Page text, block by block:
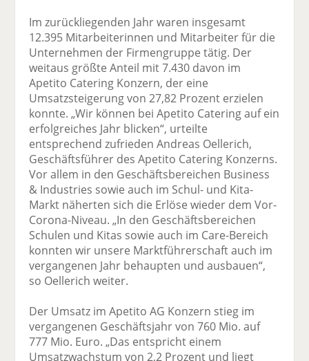
Im zurückliegenden Jahr waren insgesamt
12.395 Mitarbeiterinnen und Mitarbeiter für die
Unternehmen der Firmengruppe tätig. Der
weitaus größte Anteil mit 7.430 davon im
Apetito Catering Konzern, der eine
Umsatzsteigerung von 27,82 Prozent erzielen
konnte. „Wir können bei Apetito Catering auf ein
erfolgreiches Jahr blicken“, urteilte
entsprechend zufrieden Andreas Oellerich,
Geschäftsführer des Apetito Catering Konzerns.
Vor allem in den Geschäftsbereichen Business
& Industries sowie auch im Schul- und Kita-
Markt näherten sich die Erlöse wieder dem Vor-
Corona-Niveau. „In den Geschäftsbereichen
Schulen und Kitas sowie auch im Care-Bereich
konnten wir unsere Marktführerschaft auch im
vergangenen Jahr behaupten und ausbauen“,
so Oellerich weiter.
Der Umsatz im Apetito AG Konzern stieg im
vergangenen Geschäftsjahr von 760 Mio. auf
777 Mio. Euro. „Das entspricht einem
Umsatzwachstum von 2,2 Prozent und liegt